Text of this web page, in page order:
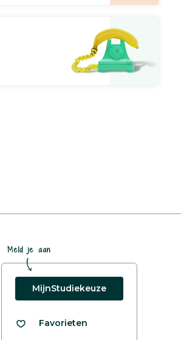
Meld je aan
MijnStudiekeuze
Favorieten